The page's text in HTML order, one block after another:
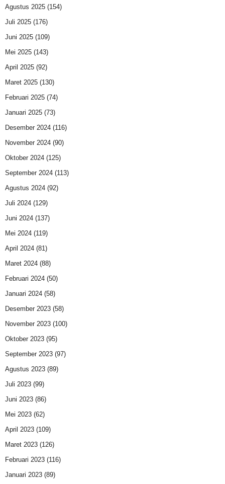
Agustus 2025 (154)
Juli 2025 (176)
Juni 2025 (109)
Mei 2025 (143)
April 2025 (92)
Maret 2025 (130)
Februari 2025 (74)
Januari 2025 (73)
Desember 2024 (116)
November 2024 (90)
Oktober 2024 (125)
September 2024 (113)
Agustus 2024 (92)
Juli 2024 (129)
Juni 2024 (137)
Mei 2024 (119)
April 2024 (81)
Maret 2024 (88)
Februari 2024 (50)
Januari 2024 (58)
Desember 2023 (58)
November 2023 (100)
Oktober 2023 (95)
September 2023 (97)
Agustus 2023 (89)
Juli 2023 (99)
Juni 2023 (86)
Mei 2023 (62)
April 2023 (109)
Maret 2023 (126)
Februari 2023 (116)
Januari 2023 (89)